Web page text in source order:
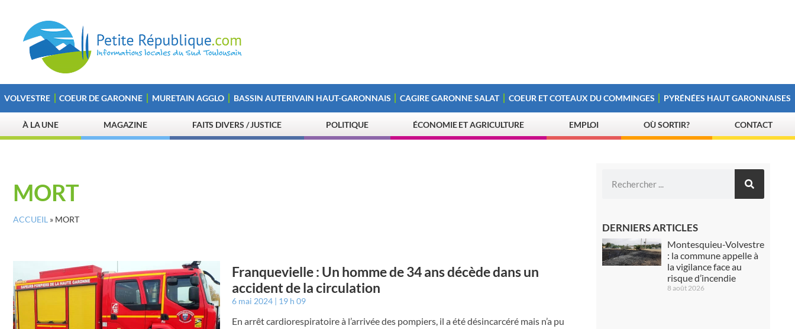
VOLVESTRE COEUR DE GARONNE MURETAIN AGGLO BASSIN AUTERIVAIN HAUT-GARONNAIS CAGIRE GARONNE SALAT COEUR ET COTEAUX DU COMMINGES PYRÉNÉES HAUT GARONNAISES
À LA UNE MAGAZINE FAITS DIVERS / JUSTICE POLITIQUE ÉCONOMIE ET AGRICULTURE EMPLOI OÙ SORTIR? CONTACT
MORT
ACCUEIL » MORT
Franquevielle : Un homme de 34 ans décède dans un
accident de la circulation
6 mai 2024 19 h 09
En arrêt cardiorespiratoire à l’arrivée des pompiers, il a été désincarcéré mais n’a pu
DERNIERS ARTICLES
Montesquieu-Volvestre
: la commune appelle à
la vigilance face au
risque d’incendie
8 août 2026